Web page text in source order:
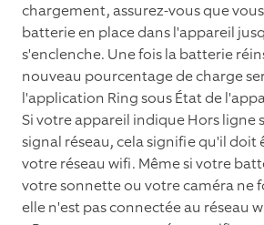
chargement, assurez-vous que
batterie en place dans l'appareil
s'enclenche. Une fois la batterie
nouveau pourcentage de charge
l'application Ring sous État de
Si votre appareil indique Hors ligne
signal réseau, cela signifie qu'il doit
votre réseau wifi. Même si votre
votre sonnette ou votre caméra ne
elle n'est pas connectée au réseau